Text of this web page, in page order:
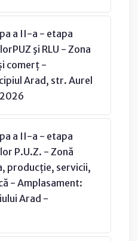
a II-a - etapa
şi RLU - Zona
comerț -
Arad, str. Aurel
a II-a - etapa
P.U.Z. - Zonă
producție, servicii,
- Amplasament:
Arad -